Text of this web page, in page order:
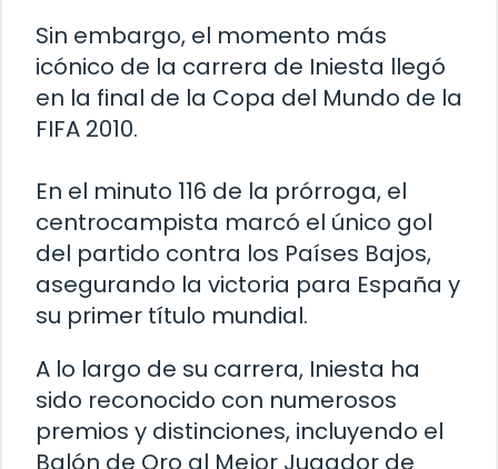
Sin embargo, el momento más
icónico de la carrera de Iniesta llegó
en la final de la Copa del Mundo de la
FIFA 2010.
En el minuto 116 de la prórroga, el
centrocampista marcó el único gol
del partido contra los Países Bajos,
asegurando la victoria para España y
su primer título mundial.
A lo largo de su carrera, Iniesta ha
sido reconocido con numerosos
premios y distinciones, incluyendo el
Balón de Oro al Mejor Jugador de